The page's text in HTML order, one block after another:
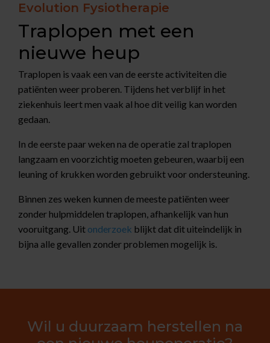
Evolution Fysiotherapie
Traplopen met een
nieuwe heup
Traplopen is vaak een van de eerste activiteiten die
patiënten weer proberen. Tijdens het verblijf in het
ziekenhuis leert men vaak al hoe dit veilig kan worden
gedaan.
In de eerste paar weken na de operatie zal traplopen
langzaam en voorzichtig moeten gebeuren, waarbij een
leuning of krukken worden gebruikt voor ondersteuning.
Binnen zes weken kunnen de meeste patiënten weer
zonder hulpmiddelen traplopen, afhankelijk van hun
vooruitgang. Uit onderzoek blijkt dat dit uiteindelijk in
bijna alle gevallen zonder problemen mogelijk is.
Wil u duurzaam herstellen na